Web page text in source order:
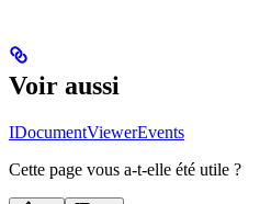
Voir aussi
IDocumentViewerEvents
Cette page vous a-t-elle été utile ?